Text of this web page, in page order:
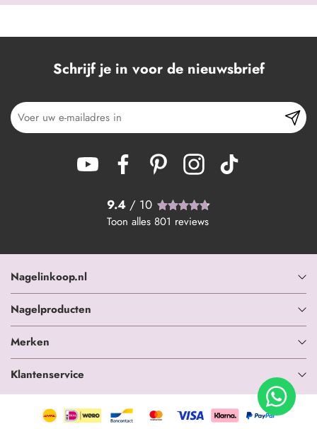
+ + In winkelwagen
Schrijf je in voor de nieuwsbrief
9.4 / 10
Toon alles 801 reviews
Nagelinkoop.nl
Nagelproducten
Merken
Klantenservice